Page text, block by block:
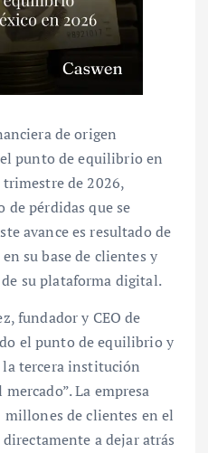
de origen
punto de equilibrio en
de 2026,
pérdidas que se
avance es resultado de
su base de clientes y
su plataforma digital.
fundador y CEO de
el punto de equilibrio y
tercera institución
La empresa
de clientes en el
a dejar atrás